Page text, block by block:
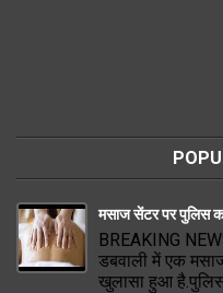
मसाज सेंटर पर पुलिस
BREAKING
डबवाली में एक
खुलासा हुआ है.पुलिस